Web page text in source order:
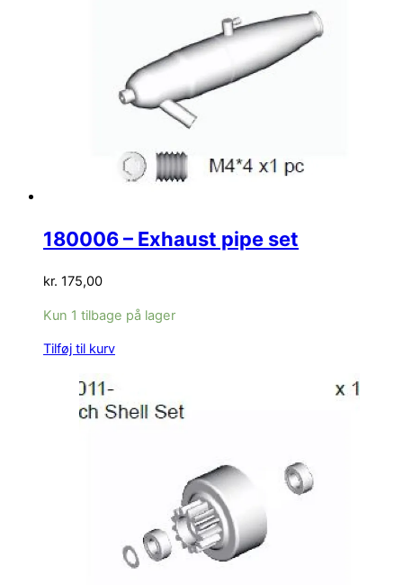
180006 – Exhaust pipe set
kr. 175,00
Kun 1 tilbage på lager
Tilføj til kurv